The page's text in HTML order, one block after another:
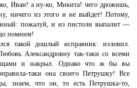
Иван! а ну-ко, Микита! чего дрожишь,
ничего из этого и не выйдет! Потому,
пожалуй, и из пистоли выпалит —
помним!
такой дошлый исправник: изловил.
Александровну так-таки со всеми
и накрыл. Однако что ж бы вы
таки она своего Петрушку! Все
знаем, что он, то есть Петрушка-то,